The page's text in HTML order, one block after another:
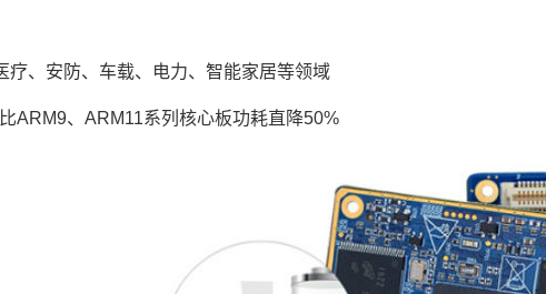
疗、 安防、 车载、 电力、智能家居等领域
ARM9、ARM11系列核心板功耗直降50%